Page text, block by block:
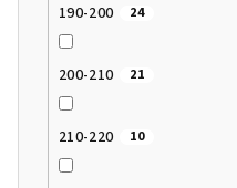
190-200 24
200-210 21
210-220 10